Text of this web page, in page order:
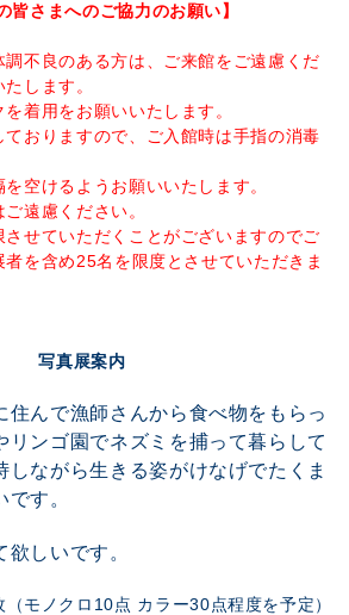
皆さまへのご協力のお願い】
調不良のある方は、ご来館をご遠慮くだ
します。
着用をお願いいたします。
ておりますので、ご入館時は手指の消毒
を空けるようお願いいたします。
遠慮ください。
させていただくことがございますのでご
を含め25名を限度とさせていただきま
写真展案内
住んで漁師さんから食べ物をもらっ
リンゴ園でネズミを捕って暮らして
しながら生きる姿がけなげでたくま
す。
しいです。
モノクロ10点 カラー30点程度を予定）